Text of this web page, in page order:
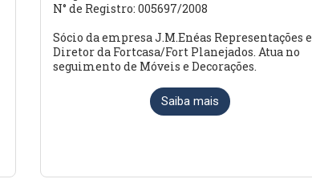
N° de Registro: 005697/2008
Sócio da empresa J.M.Enéas Representações e
Diretor da Fortcasa/Fort Planejados. Atua no
seguimento de Móveis e Decorações.
Saiba mais